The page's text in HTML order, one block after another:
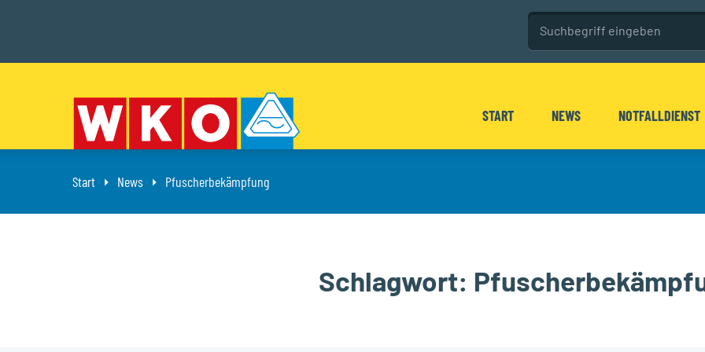
Seitenweite
Diese Website durchsuchen
START NEWS NOTFALLDIENST
Start News Aktuell: Pfuscherbekämpfung
Pfuscherbekämpfung
Schlagwort: